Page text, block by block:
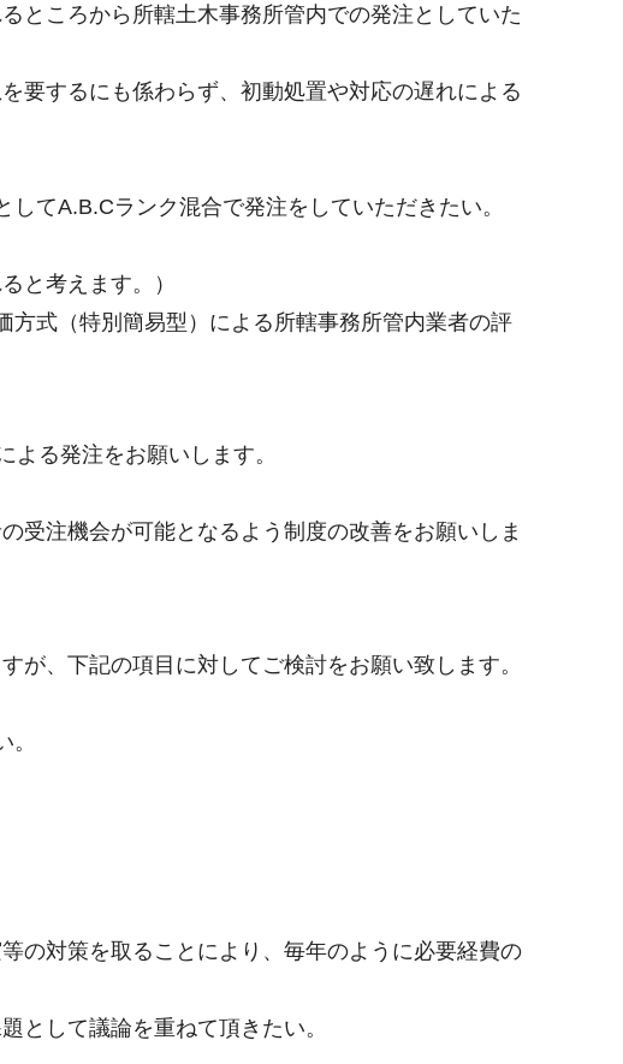
ところから所轄土木事務所管内での発注としていた
要するにも係わらず、初動処置や対応の遅れによる
てA.B.Cランク混合で発注をしていただきたい。
と考えます。）
方式（特別簡易型）による所轄事務所管内業者の評
る発注をお願いします。
受注機会が可能となるよう制度の改善をお願いしま
が、下記の項目に対してご検討をお願い致します。
の対策を取ることにより、毎年のように必要経費の
として議論を重ねて頂きたい。